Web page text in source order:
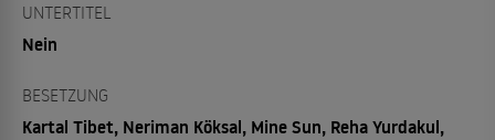
UNTERTITEL
Nein
BESETZUNG
Kartal Tibet, Neriman Köksal, Mine Sun, Reha Yurdakul,